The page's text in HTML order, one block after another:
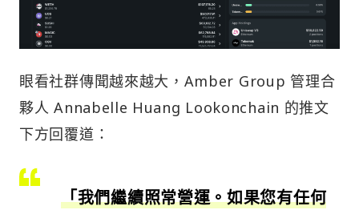
眼看社群傳聞越來越大，Amber Group 管理合
夥人 Annabelle Huang Lookonchain 的推文
下方回覆道：
「我們繼續照常營運。如果您有任何